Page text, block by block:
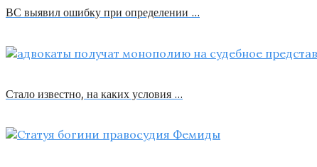
ВС выявил ошибку при определении …
Стало известно, на каких условия …